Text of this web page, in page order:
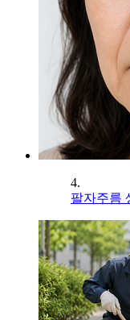
4.
팔자주름